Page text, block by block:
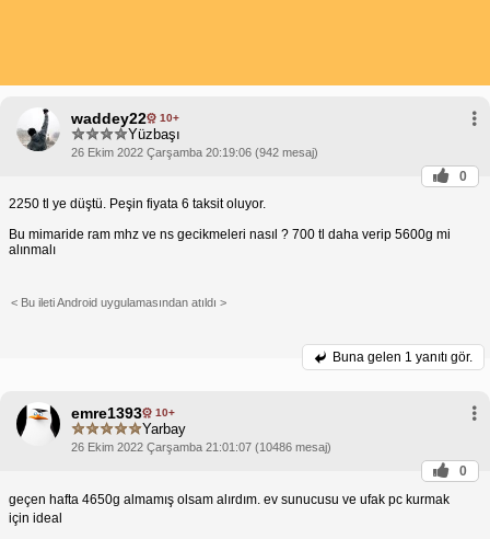
waddey22 10+
Yüzbaşı
26 Ekim 2022 Çarşamba 20:19:06 (942 mesaj)
0
2250 tl ye düştü. Peşin fiyata 6 taksit oluyor.
Bu mimaride ram mhz ve ns gecikmeleri nasıl ? 700 tl daha verip 5600g mi
alınmalı
< Bu ileti Android uygulamasından atıldı >
Buna gelen 1 yanıtı gör.
emre1393 10+
Yarbay
26 Ekim 2022 Çarşamba 21:01:07 (10486 mesaj)
0
geçen hafta 4650g almamış olsam alırdım. ev sunucusu ve ufak pc kurmak
için ideal